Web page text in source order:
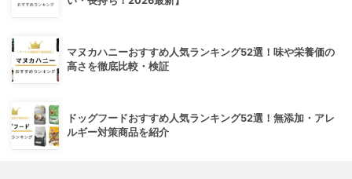
マヌカハニーおすすめ人気ランキング52選！味や栄養価の
高さを徹底比較・検証
ドッグフードおすすめ人気ランキング52選！無添加・アレ
ルギー対策商品を紹介